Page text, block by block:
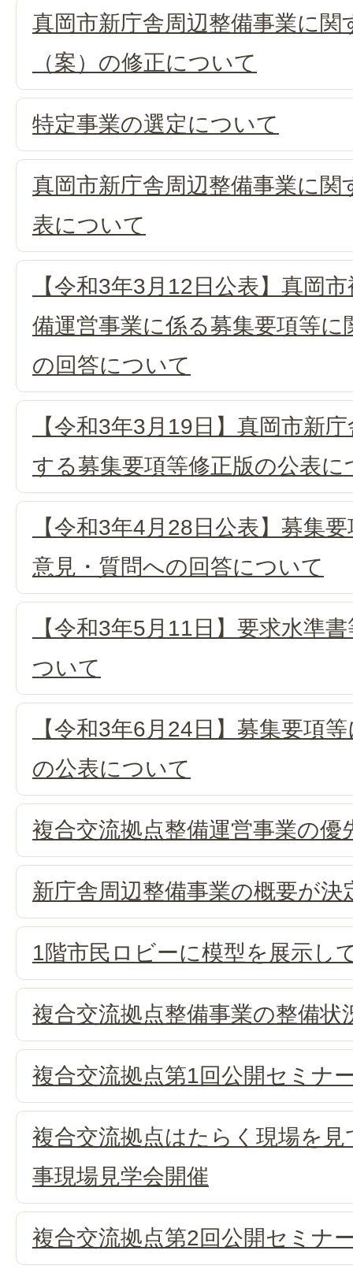
真岡市新庁舎周辺整備事業に関
（案）の修正について
特定事業の選定について
真岡市新庁舎周辺整備事業に関
表について
【令和3年3月12日公表】真岡
備運営事業に係る募集要項等
の回答について
【令和3年3月19日】真岡市新
する募集要項等修正版の公表に
【令和3年4月28日公表】募集
意見・質問への回答について
【令和3年5月11日】要求水準
ついて
【令和3年6月24日】募集要項
の公表について
複合交流拠点整備運営事業の優
新庁舎周辺整備事業の概要が決
1階市民ロビーに模型を展示し
複合交流拠点整備事業の整備状
複合交流拠点第1回公開セミナ
複合交流拠点はたらく現場を
事現場見学会開催
複合交流拠点第2回公開セミナ